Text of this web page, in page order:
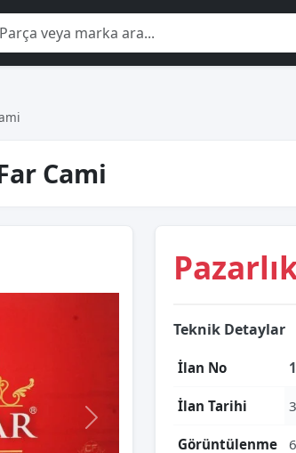
Cami
Teknik Detaylar
İlan No
İlan Tarihi
Görüntülenme